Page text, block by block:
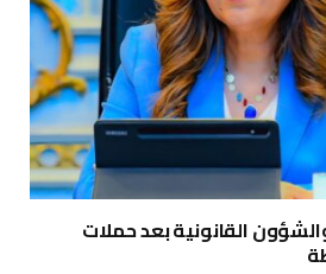
والشؤون القانونية بعد حملات